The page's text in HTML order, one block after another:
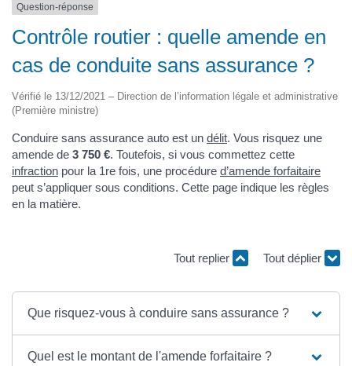
Question-réponse
Contrôle routier : quelle amende en
cas de conduite sans assurance ?
Vérifié le 13/12/2021 – Direction de l’information légale et administrative
(Première ministre)
Conduire sans assurance auto est un délit. Vous risquez une
amende de 3 750 €. Toutefois, si vous commettez cette
infraction pour la 1re fois, une procédure d’amende forfaitaire
peut s’appliquer sous conditions. Cette page indique les règles
en la matière.
Tout replier Tout déplier
Que risquez-vous à conduire sans assurance ?
Quel est le montant de l'amende forfaitaire ?